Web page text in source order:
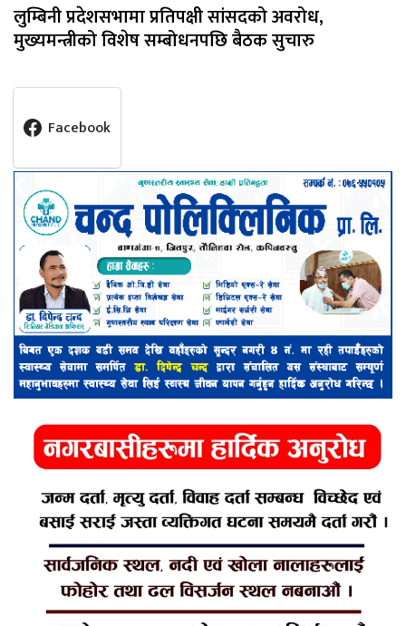
लुम्बिनी प्रदेशसभामा प्रतिपक्षी सांसदको अवरोध,
मुख्यमन्त्रीको विशेष सम्बोधनपछि बैठक सुचारु
Facebook